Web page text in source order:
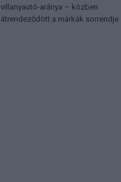
villanyautó-aránya – közben
átrendeződött a márkák sorrendje